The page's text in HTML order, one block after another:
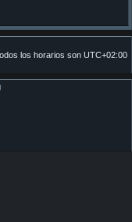
los horarios son UTC+02:00